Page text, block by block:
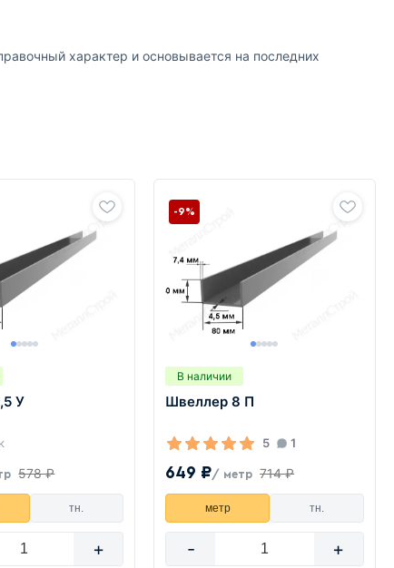
характер и основывается на последних
У
578 ₽
тн.
+
В наличии
Швеллер 8 П
5 1
649 ₽/ метр 714 ₽
-9%
метр тн.
- +